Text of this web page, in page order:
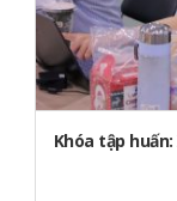
Khóa tập